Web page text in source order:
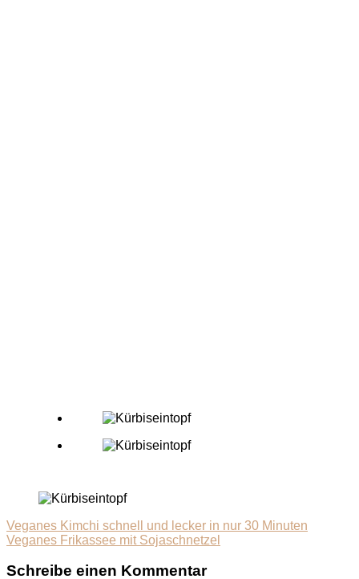
Veganes Kimchi schnell und lecker in nur 30 Minuten
Veganes Frikassee mit Sojaschnetzel
Schreibe einen Kommentar